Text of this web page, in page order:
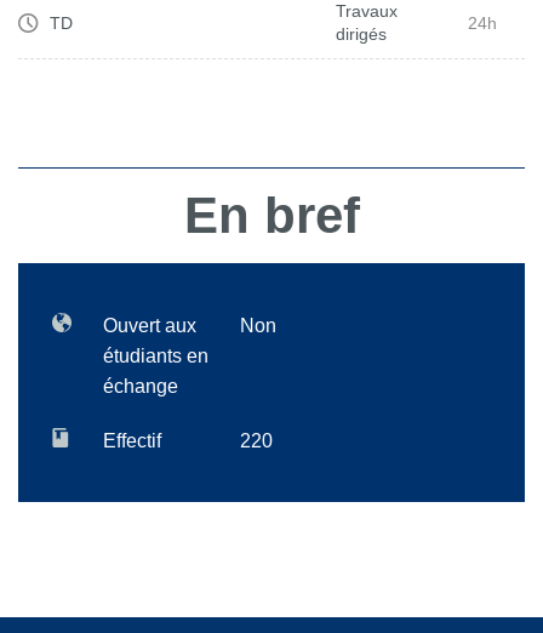
TD
Travaux
dirigés
24h
En bref
Ouvert aux
étudiants en
échange
Non
Effectif 220